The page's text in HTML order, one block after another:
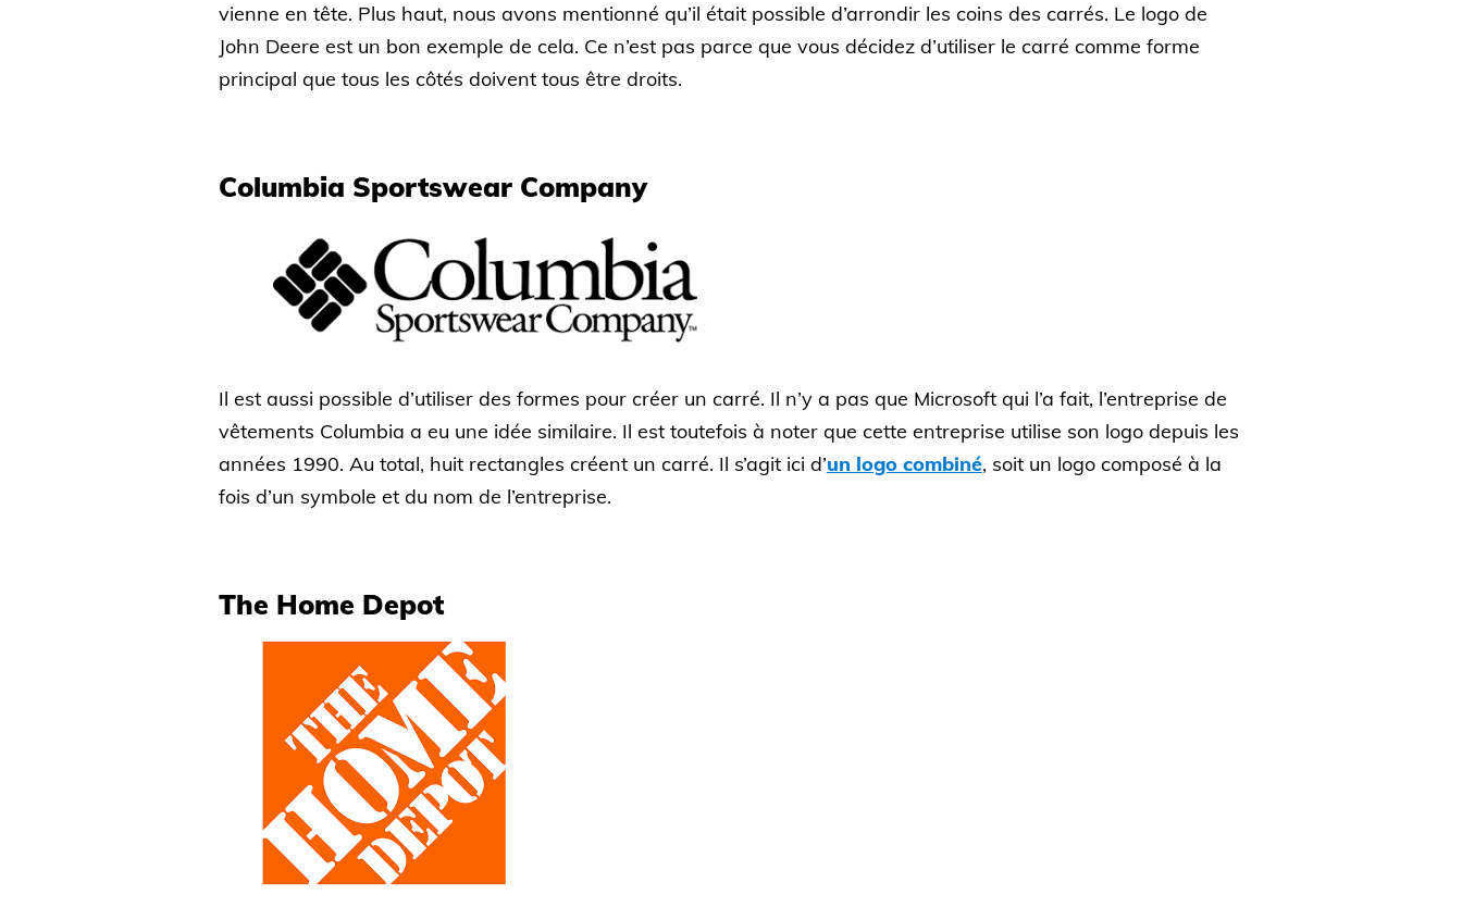
vienne en tête. Plus haut, nous avons mentionné qu’il était possible d’arrondir les coins des carrés. Le logo de
John Deere est un bon exemple de cela. Ce n’est pas parce que vous décidez d’utiliser le carré comme forme
principal que tous les côtés doivent tous être droits.
Columbia Sportswear Company
Il est aussi possible d’utiliser des formes pour créer un carré. Il n’y a pas que Microsoft qui l’a fait, l’entreprise de
vêtements Columbia a eu une idée similaire. Il est toutefois à noter que cette entreprise utilise son logo depuis les
années 1990. Au total, huit rectangles créent un carré. Il s’agit ici d’un logo combiné, soit un logo composé à la
fois d’un symbole et du nom de l’entreprise.
The Home Depot